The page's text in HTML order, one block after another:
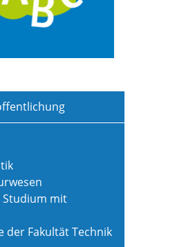
mit
der Fakultät Technik